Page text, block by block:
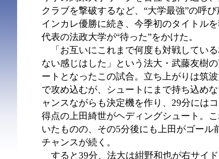
クラブを撃破するなど、“大学最強”の呼
インカレ優勝に続き、今季初のタイトル
代表の法政大学が“待った”をかけた。
「お互いにこれまで何度も対戦してい
ない感じはした」という法大・武藤友樹
ートとなったこの試合。立ち上がりは筑
で攻め込むが、シュートにまで持ち込め
ャンスながらも決定機を作り、29分には
得点の上田綺世がヘディングシュート。
いたものの、その5分後にも上田がゴール
チャンスが続く。
すると39分、法大は紺野和也が右サイ